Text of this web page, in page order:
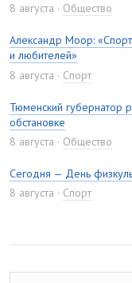
8 августа
Общество
Александр Моор:
и любителей»
8 августа
Спорт
Тюменский губернатор
обстановке
8 августа
Общество
Сегодня — День
8 августа
Спорт